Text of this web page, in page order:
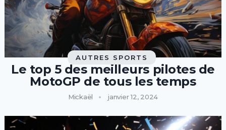
AUTRES SPORTS
Le top 5 des meilleurs pilotes de
MotoGP de tous les temps
Mickaël janvier 12, 2024